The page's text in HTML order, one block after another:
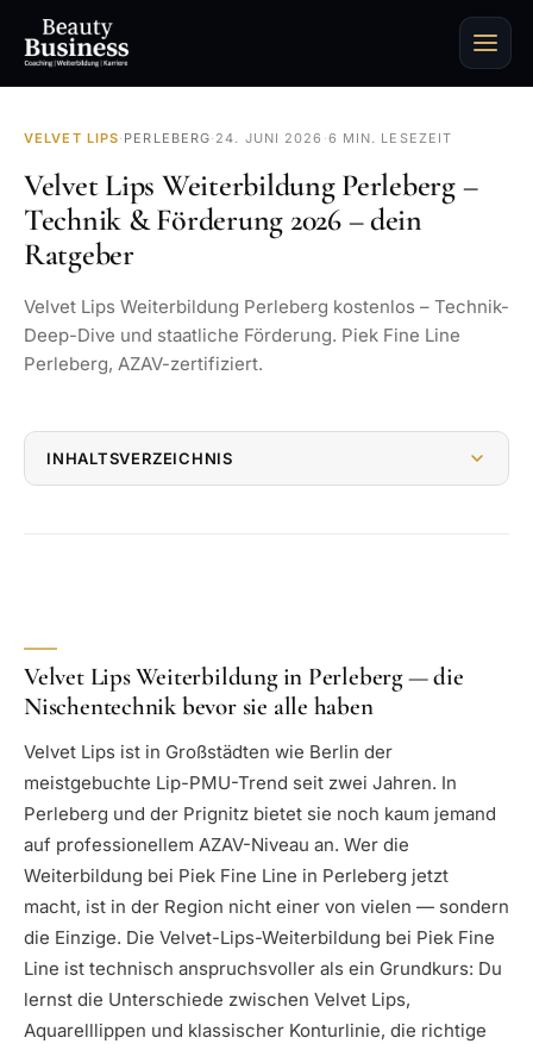
VELVET LIPS· PERLEBERG· 24. JUNI 2026 ·6 MIN. LESEZEIT
Velvet Lips Weiterbildung Perleberg –
Technik & Förderung 2026 – dein
Ratgeber
Velvet Lips Weiterbildung Perleberg kostenlos – Technik-
Deep-Dive und staatliche Förderung. Piek Fine Line
Perleberg, AZAV-zertifiziert.
INHALTSVERZEICHNIS
Velvet Lips Weiterbildung in Perleberg — die
Nischentechnik bevor sie alle haben
Velvet Lips ist in Großstädten wie Berlin der
meistgebuchte Lip-PMU-Trend seit zwei Jahren. In
Perleberg und der Prignitz bietet sie noch kaum jemand
auf professionellem AZAV-Niveau an. Wer die
Weiterbildung bei Piek Fine Line in Perleberg jetzt
macht, ist in der Region nicht einer von vielen — sondern
die Einzige. Die Velvet-Lips-Weiterbildung bei Piek Fine
Line ist technisch anspruchsvoller als ein Grundkurs: Du
lernst die Unterschiede zwischen Velvet Lips,
Aquarelllippen und klassischer Konturlinie, die richtige